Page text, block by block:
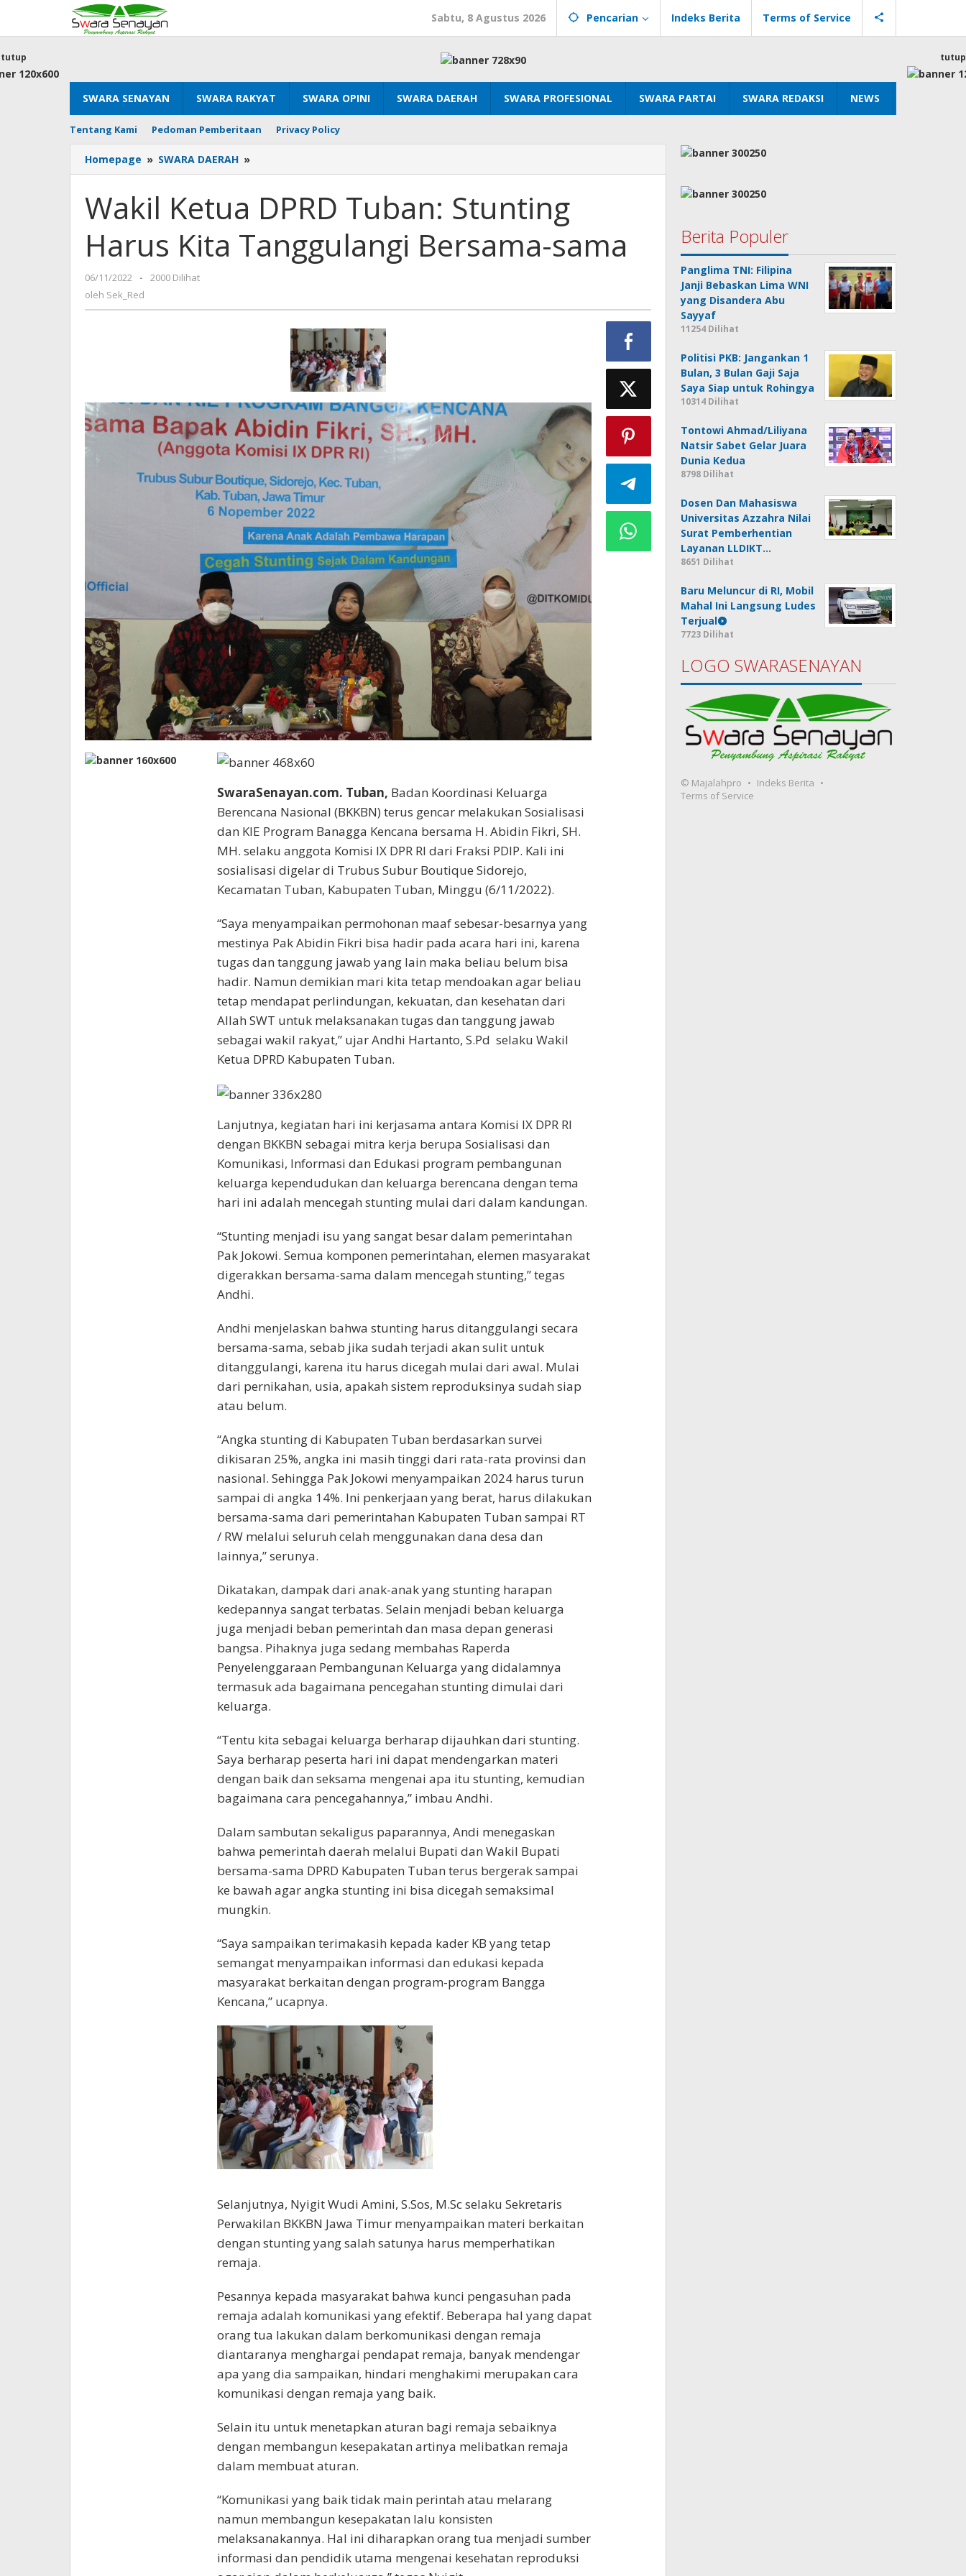
konten
Sabtu, 8 Agustus 2026 Pencarian Indeks Berita Terms of Service
SWARA SENAYAN SWARA RAKYAT SWARA OPINI SWARA DAERAH SWARA PROFESIONAL SWARA PARTAI SWARA REDAKSI NEWS
Tentang Kami Pedoman Pemberitaan Privacy Policy
tutup tutup
Homepage » SWARA DAERAH »
Ketua
Tuban:
Stunting
Harus
Kita
Tanggulangi
Wakil Ketua DPRD Tuban: Stunting
Harus Kita Tanggulangi Bersama-sama
06/11/2022
oleh
Sek_Red
-
2000 Dilihat
oleh Sek_Red
SwaraSenayan.com. Tuban, Badan Koordinasi Keluarga
Berencana Nasional (BKKBN) terus gencar melakukan Sosialisasi
dan KIE Program Banagga Kencana bersama H. Abidin Fikri, SH.
MH. selaku anggota Komisi IX DPR RI dari Fraksi PDIP. Kali ini
sosialisasi digelar di Trubus Subur Boutique Sidorejo,
Kecamatan Tuban, Kabupaten Tuban, Minggu (6/11/2022).
“Saya menyampaikan permohonan maaf sebesar-besarnya yang
mestinya Pak Abidin Fikri bisa hadir pada acara hari ini, karena
tugas dan tanggung jawab yang lain maka beliau belum bisa
hadir. Namun demikian mari kita tetap mendoakan agar beliau
tetap mendapat perlindungan, kekuatan, dan kesehatan dari
Allah SWT untuk melaksanakan tugas dan tanggung jawab
sebagai wakil rakyat,” ujar Andhi Hartanto, S.Pd selaku Wakil
Ketua DPRD Kabupaten Tuban.
Lanjutnya, kegiatan hari ini kerjasama antara Komisi IX DPR RI
dengan BKKBN sebagai mitra kerja berupa Sosialisasi dan
Komunikasi, Informasi dan Edukasi program pembangunan
keluarga kependudukan dan keluarga berencana dengan tema
hari ini adalah mencegah stunting mulai dari dalam kandungan.
“Stunting menjadi isu yang sangat besar dalam pemerintahan
Pak Jokowi. Semua komponen pemerintahan, elemen masyarakat
digerakkan bersama-sama dalam mencegah stunting,” tegas
Andhi.
Andhi menjelaskan bahwa stunting harus ditanggulangi secara
bersama-sama, sebab jika sudah terjadi akan sulit untuk
ditanggulangi, karena itu harus dicegah mulai dari awal. Mulai
dari pernikahan, usia, apakah sistem reproduksinya sudah siap
atau belum.
“Angka stunting di Kabupaten Tuban berdasarkan survei
dikisaran 25%, angka ini masih tinggi dari rata-rata provinsi dan
nasional. Sehingga Pak Jokowi menyampaikan 2024 harus turun
sampai di angka 14%. Ini penkerjaan yang berat, harus dilakukan
bersama-sama dari pemerintahan Kabupaten Tuban sampai RT
/ RW melalui seluruh celah menggunakan dana desa dan
lainnya,” serunya.
Dikatakan, dampak dari anak-anak yang stunting harapan
kedepannya sangat terbatas. Selain menjadi beban keluarga
juga menjadi beban pemerintah dan masa depan generasi
bangsa. Pihaknya juga sedang membahas Raperda
Penyelenggaraan Pembangunan Keluarga yang didalamnya
termasuk ada bagaimana pencegahan stunting dimulai dari
keluarga.
“Tentu kita sebagai keluarga berharap dijauhkan dari stunting.
Saya berharap peserta hari ini dapat mendengarkan materi
dengan baik dan seksama mengenai apa itu stunting, kemudian
bagaimana cara pencegahannya,” imbau Andhi.
Dalam sambutan sekaligus paparannya, Andi menegaskan
bahwa pemerintah daerah melalui Bupati dan Wakil Bupati
bersama-sama DPRD Kabupaten Tuban terus bergerak sampai
ke bawah agar angka stunting ini bisa dicegah semaksimal
mungkin.
“Saya sampaikan terimakasih kepada kader KB yang tetap
semangat menyampaikan informasi dan edukasi kepada
masyarakat berkaitan dengan program-program Bangga
Kencana,” ucapnya.
Selanjutnya, Nyigit Wudi Amini, S.Sos, M.Sc selaku Sekretaris
Perwakilan BKKBN Jawa Timur menyampaikan materi berkaitan
dengan stunting yang salah satunya harus memperhatikan
remaja.
Pesannya kepada masyarakat bahwa kunci pengasuhan pada
remaja adalah komunikasi yang efektif. Beberapa hal yang dapat
orang tua lakukan dalam berkomunikasi dengan remaja
diantaranya menghargai pendapat remaja, banyak mendengar
apa yang dia sampaikan, hindari menghakimi merupakan cara
komunikasi dengan remaja yang baik.
Selain itu untuk menetapkan aturan bagi remaja sebaiknya
dengan membangun kesepakatan artinya melibatkan remaja
dalam membuat aturan.
“Komunikasi yang baik tidak main perintah atau melarang
namun membangun kesepakatan lalu konsisten
melaksanakannya. Hal ini diharapkan orang tua menjadi sumber
informasi dan pendidik utama mengenai kesehatan reproduksi
Berita Populer
Panglima TNI: Filipina
Janji Bebaskan Lima WNI
yang Disandera Abu
Sayyaf
11254 Dilihat
Politisi PKB: Jangankan 1
Bulan, 3 Bulan Gaji Saja
Saya Siap untuk Rohingya
10314 Dilihat
Tontowi Ahmad/Liliyana
Natsir Sabet Gelar Juara
Dunia Kedua
8798 Dilihat
Dosen Dan Mahasiswa
Universitas Azzahra Nilai
Surat Pemberhentian
Layanan LLDIKT…
8651 Dilihat
Baru Meluncur di RI, Mobil
Mahal Ini Langsung Ludes
Terjual
7723 Dilihat
LOGO SWARASENAYAN
© Majalahpro
Indeks Berita
Terms of Service